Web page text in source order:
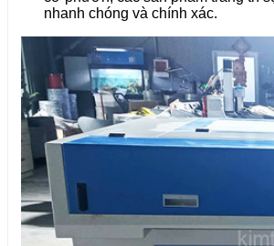
nhanh chóng và chính xác.